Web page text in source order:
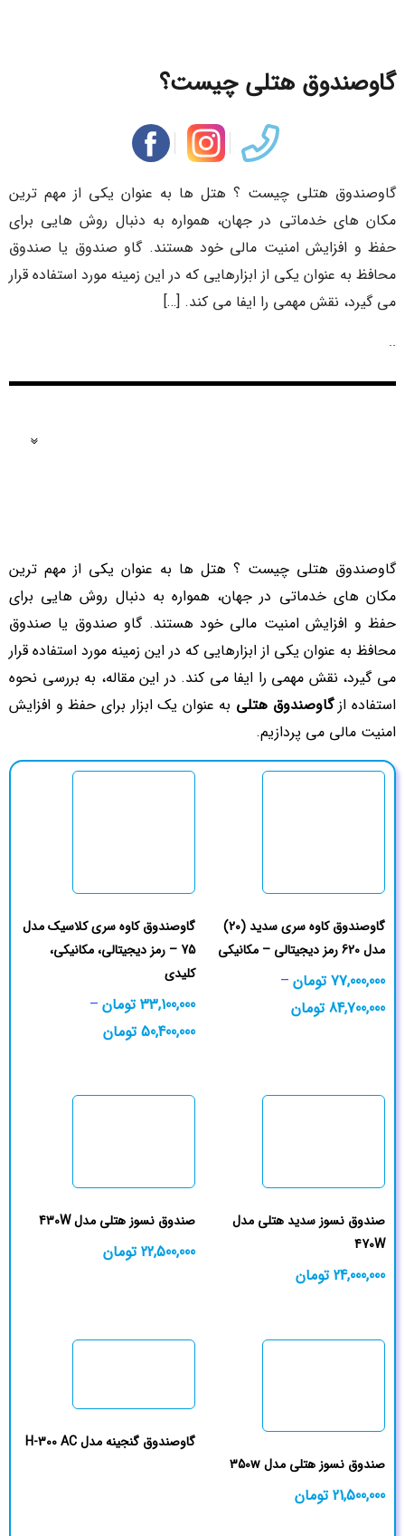
گاوصندوق هتلی چیست؟
گاوصندوق هتلی چیست ؟ هتل‌ ها به عنوان یکی از مهم ‌ترین
مکان های خدماتی در جهان، همواره به دنبال روش‌ هایی برای
حفظ و افزایش امنیت مالی خود هستند. گاو صندوق یا صندوق
محافظ به عنوان یکی از ابزارهایی که در این زمینه مورد استفاده قرار
می‌ گیرد، نقش مهمی را ایفا می ‌کند. […]
..
گاوصندوق هتلی چیست ؟ هتل‌ ها به عنوان یکی از مهم ‌ترین
مکان های خدماتی در جهان، همواره به دنبال روش‌ هایی برای
حفظ و افزایش امنیت مالی خود هستند. گاو صندوق یا صندوق
محافظ به عنوان یکی از ابزارهایی که در این زمینه مورد استفاده قرار
می‌ گیرد، نقش مهمی را ایفا می ‌کند. در این مقاله، به بررسی نحوه
استفاده ازگاوصندوق هتلی به عنوان یک ابزار برای حفظ و افزایش
امنیت مالی می ‌پردازیم.
گاوصندوق کاوه سری سدید (20)
مدل 620 رمز دیجیتالی – مکانیکی
77,000,000 تومان –
84,700,000 تومان
گاوصندوق کاوه سری کلاسیک مدل
75 – رمز دیجیتالی، مکانیکی،
کلیدی
33,100,000 تومان –
50,400,000 تومان
صندوق نسوز سدید هتلی مدل
470W
24,000,000 تومان
صندوق نسوز هتلی مدل 430W
22,500,000 تومان
صندوق نسوز هتلی مدل 350w
21,500,000 تومان
گاوصندوق گنجینه مدل H-300 AC